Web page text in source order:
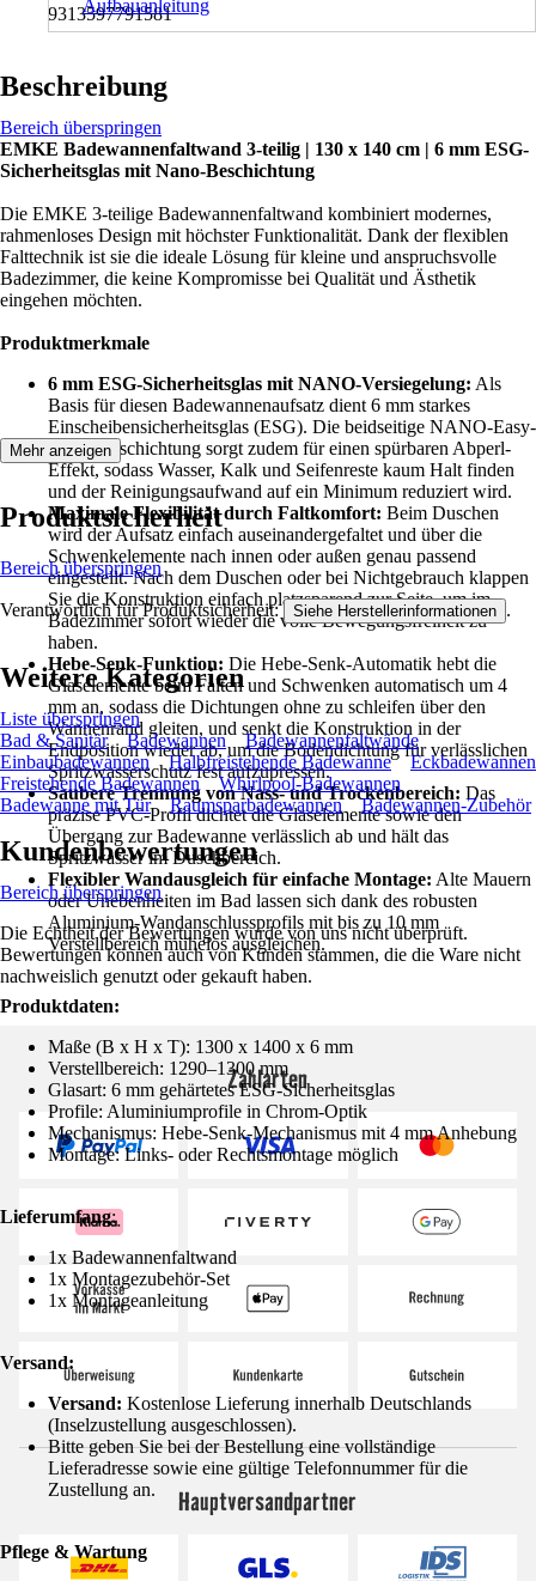
9313597791581
Aufbauanleitung
Beschreibung
Bereich überspringen
EMKE Badewannenfaltwand 3-teilig | 130 x 140 cm | 6 mm ESG-
Sicherheitsglas mit Nano-Beschichtung
Die EMKE 3-teilige Badewannenfaltwand kombiniert modernes,
rahmenloses Design mit höchster Funktionalität. Dank der flexiblen
Falttechnik ist sie die ideale Lösung für kleine und anspruchsvolle
Badezimmer, die keine Kompromisse bei Qualität und Ästhetik
eingehen möchten.
Produktmerkmale
6 mm ESG-Sicherheitsglas mit NANO-Versiegelung: Als
Basis für diesen Badewannenaufsatz dient 6 mm starkes
Einscheibensicherheitsglas (ESG). Die beidseitige NANO-Easy-
Clean-Beschichtung sorgt zudem für einen spürbaren Abperl-
Effekt, sodass Wasser, Kalk und Seifenreste kaum Halt finden
und der Reinigungsaufwand auf ein Minimum reduziert wird.
Maximale Flexibilität durch Faltkomfort: Beim Duschen
wird der Aufsatz einfach auseinandergefaltet und über die
Schwenkelemente nach innen oder außen genau passend
eingestellt. Nach dem Duschen oder bei Nichtgebrauch klappen
Sie die Konstruktion einfach platzsparend zur Seite, um im
Badezimmer sofort wieder die volle Bewegungsfreiheit zu
haben.
Hebe-Senk-Funktion: Die Hebe-Senk-Automatik hebt die
Glaselemente beim Falten und Schwenken automatisch um 4
mm an, sodass die Dichtungen ohne zu schleifen über den
Wannenrand gleiten, und senkt die Konstruktion in der
Endposition wieder ab, um die Bodendichtung für verlässlichen
Spritzwasserschutz fest aufzupressen.
Saubere Trennung von Nass- und Trockenbereich: Das
präzise PVC-Profil dichtet die Glaselemente sowie den
Übergang zur Badewanne verlässlich ab und hält das
Spritzwasser im Duschbereich.
Flexibler Wandausgleich für einfache Montage: Alte Mauern
oder Unebenheiten im Bad lassen sich dank des robusten
Aluminium-Wandanschlussprofils mit bis zu 10 mm
Verstellbereich mühelos ausgleichen.
Produktdaten:
Maße (B x H x T): 1300 x 1400 x 6 mm
Verstellbereich: 1290–1300 mm
Glasart: 6 mm gehärtetes ESG-Sicherheitsglas
Profile: Aluminiumprofile in Chrom-Optik
Mechanismus: Hebe-Senk-Mechanismus mit 4 mm Anhebung
Montage: Links- oder Rechtsmontage möglich
Lieferumfang:
1x Badewannenfaltwand
1x Montagezubehör-Set
1x Montageanleitung
Versand:
Versand: Kostenlose Lieferung innerhalb Deutschlands
(Inselzustellung ausgeschlossen).
Bitte geben Sie bei der Bestellung eine vollständige
Lieferadresse sowie eine gültige Telefonnummer für die
Zustellung an.
Pflege & Wartung
Mehr anzeigen
Produktsicherheit
Bereich überspringen
Verantwortlich für Produktsicherheit: Siehe Herstellerinformationen .
Weitere Kategorien
Liste überspringen
Bad & Sanitär
Badewannen
Badewannenfaltwände
Einbaubadewannen
Halbfreistehende Badewanne
Eckbadewannen
Freistehende Badewannen
Whirlpool-Badewannen
Badewanne mit Tür
Raumsparbadewannen Badewannen-Zubehör
Kundenbewertungen
Bereich überspringen
Die Echtheit der Bewertungen wurde von uns nicht überprüft.
Bewertungen können auch von Kunden stammen, die die Ware nicht
nachweislich genutzt oder gekauft haben.
Zahlarten
Hauptversandpartner